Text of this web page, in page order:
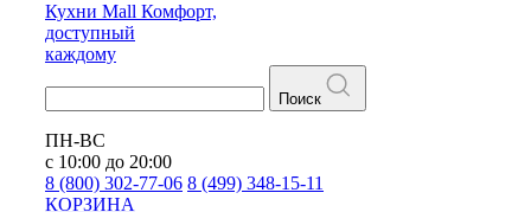
Кухни Mall Комфорт,
доступный
каждому
Поиск
ПН-ВС
с 10:00 до 20:00
8 (800) 302-77-06 8 (499) 348-15-11
КОРЗИНА